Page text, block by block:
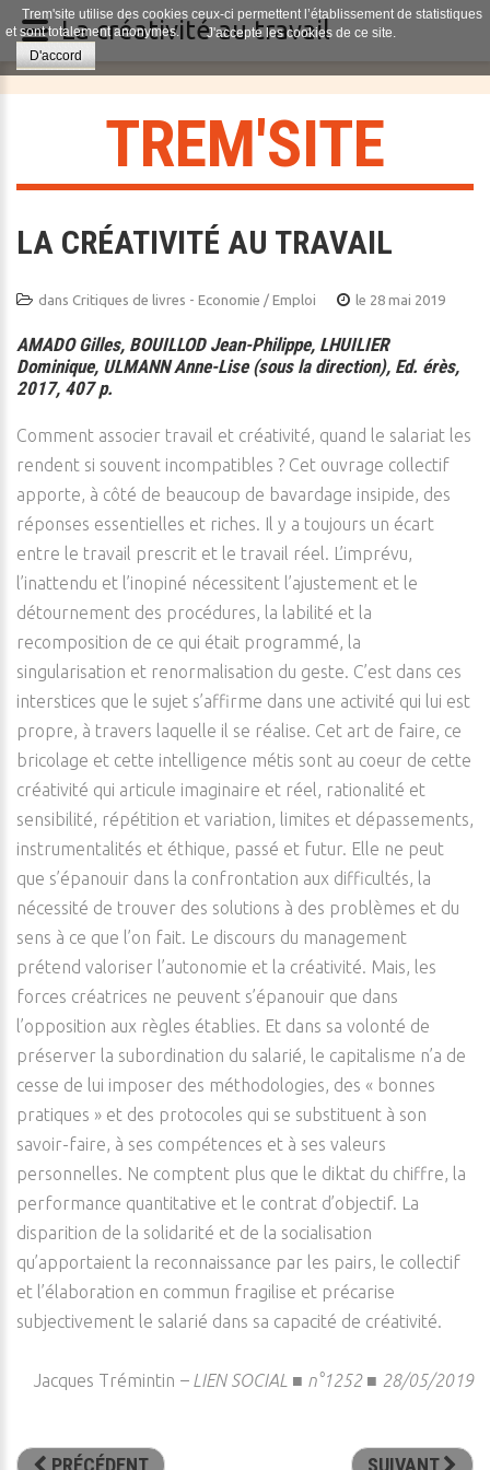
TREM'SITE
LA CRÉATIVITÉ AU TRAVAIL
dans Critiques de livres - Economie / Emploi le 28 mai 2019
AMADO Gilles, BOUILLOD Jean-Philippe, LHUILIER
Dominique, ULMANN Anne-Lise (sous la direction), Ed. érès,
2017, 407 p.
Comment associer travail et créativité, quand le salariat les
rendent si souvent incompatibles ? Cet ouvrage collectif
apporte, à côté de beaucoup de bavardage insipide, des
réponses essentielles et riches. Il y a toujours un écart
entre le travail prescrit et le travail réel. L’imprévu,
l’inattendu et l’inopiné nécessitent l’ajustement et le
détournement des procédures, la labilité et la
recomposition de ce qui était programmé, la
singularisation et renormalisation du geste. C’est dans ces
interstices que le sujet s’affirme dans une activité qui lui est
propre, à travers laquelle il se réalise. Cet art de faire, ce
bricolage et cette intelligence métis sont au coeur de cette
créativité qui articule imaginaire et réel, rationalité et
sensibilité, répétition et variation, limites et dépassements,
instrumentalités et éthique, passé et futur. Elle ne peut
que s’épanouir dans la confrontation aux difficultés, la
nécessité de trouver des solutions à des problèmes et du
sens à ce que l’on fait. Le discours du management
prétend valoriser l’autonomie et la créativité. Mais, les
forces créatrices ne peuvent s’épanouir que dans
l’opposition aux règles établies. Et dans sa volonté de
préserver la subordination du salarié, le capitalisme n’a de
cesse de lui imposer des méthodologies, des « bonnes
pratiques » et des protocoles qui se substituent à son
savoir-faire, à ses compétences et à ses valeurs
personnelles. Ne comptent plus que le diktat du chiffre, la
performance quantitative et le contrat d’objectif. La
disparition de la solidarité et de la socialisation
qu’apportaient la reconnaissance par les pairs, le collectif
et l’élaboration en commun fragilise et précarise
subjectivement le salarié dans sa capacité de créativité.
Jacques Trémintin – LIEN SOCIAL ■ n°1252 ■ 28/05/2019
PRÉCÉDENT SUIVANT
Trem'site utilise des cookies ceux-ci permettent l’établissement de statistiques
et sont totalement anonymes.
J'accepte les cookies de ce site.
D'accord
La créativité au travail